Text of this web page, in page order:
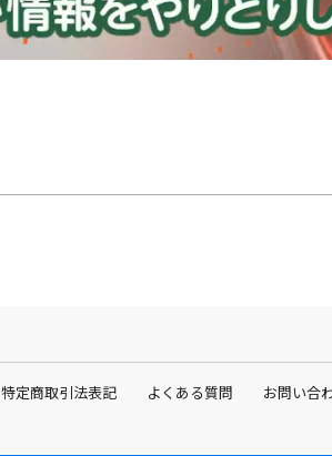
特定商取引法表記 よくある質問 お問い合